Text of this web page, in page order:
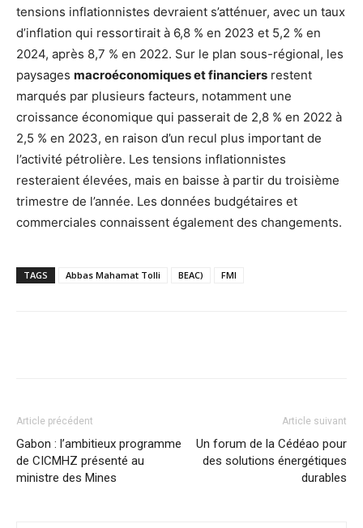
tensions inflationnistes devraient s’atténuer, avec un taux
d’inflation qui ressortirait à 6,8 % en 2023 et 5,2 % en
2024, après 8,7 % en 2022. Sur le plan sous-régional, les
paysages macroéconomiques et financiers restent
marqués par plusieurs facteurs, notamment une
croissance économique qui passerait de 2,8 % en 2022 à
2,5 % en 2023, en raison d’un recul plus important de
l’activité pétrolière. Les tensions inflationnistes
resteraient élevées, mais en baisse à partir du troisième
trimestre de l’année. Les données budgétaires et
commerciales connaissent également des changements.
TAGS Abbas Mahamat Tolli BEAC) FMI
Article précédent
Gabon : l’ambitieux programme
de CICMHZ présenté au
ministre des Mines
Article suivant
Un forum de la Cédéao pour
des solutions énergétiques
durables